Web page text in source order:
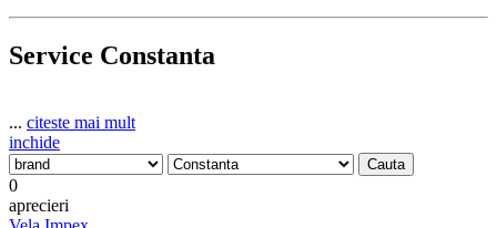
Service Constanta
... citeste mai mult
inchide
0
aprecieri